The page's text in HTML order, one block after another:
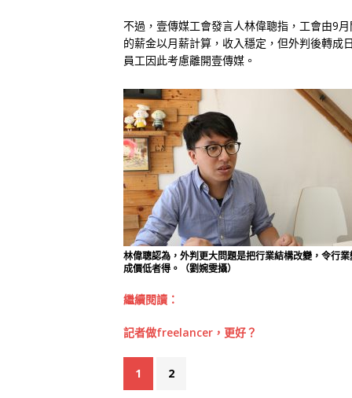
不過，壹傳媒工會發言人林偉聰指，工會由9
的薪金以月薪計算，收入穩定，但外判後轉成
員工因此考慮離開壹傳媒。
林偉聰認為，外判更大問題是把行業結構改變，令行業
成價低者得。（劉婉雯攝）
繼續閱讀：
記者做freelancer，更好？
1 2